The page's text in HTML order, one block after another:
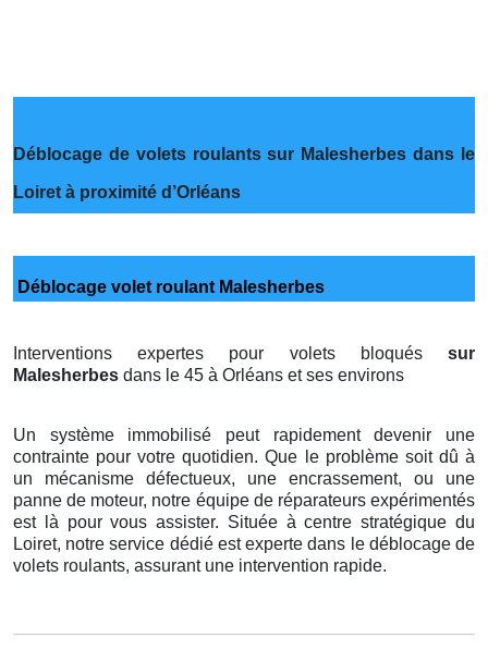
Déblocage de volets roulants sur Malesherbes dans le
Loiret à proximité d’Orléans
Déblocage volet roulant Malesherbes
Interventions expertes pour volets bloqués sur
Malesherbes dans le 45 à Orléans et ses environs
Un système immobilisé peut rapidement devenir une
contrainte pour votre quotidien. Que le problème soit dû à
un mécanisme défectueux, une encrassement, ou une
panne de moteur, notre équipe de réparateurs expérimentés
est là pour vous assister. Située à centre stratégique du
Loiret, notre service dédié est experte dans le déblocage de
volets roulants, assurant une intervention rapide.